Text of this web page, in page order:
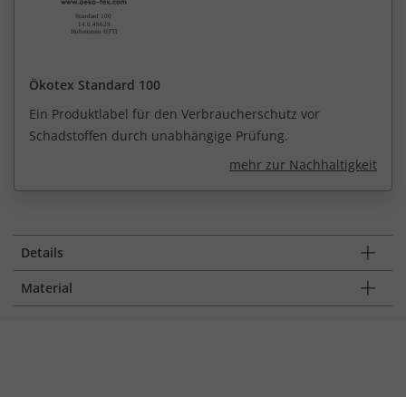
Ökotex Standard 100
Ein Produktlabel für den Verbraucherschutz vor
Schadstoffen durch unabhängige Prüfung.
mehr zur Nachhaltigkeit
Details
Material